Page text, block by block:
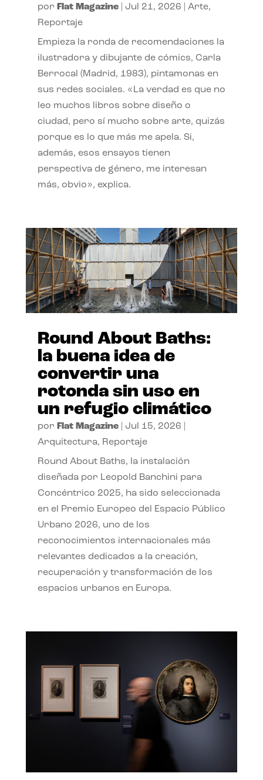
por Flat Magazine| Jul 21, 2026 Arte,
Reportaje
Empieza la ronda de recomendaciones la
ilustradora y dibujante de cómics, Carla
Berrocal (Madrid, 1983), pintamonas en
sus redes sociales. «La verdad es que no
leo muchos libros sobre diseño o
ciudad, pero sí mucho sobre arte, quizás
porque es lo que más me apela. Si,
además, esos ensayos tienen
perspectiva de género, me interesan
más, obvio», explica.
Round About Baths:
la buena idea de
convertir una
rotonda sin uso en
un refugio climático
por Flat Magazine| Jul 15, 2026
Arquitectura, Reportaje
Round About Baths, la instalación
diseñada por Leopold Banchini para
Concéntrico 2025, ha sido seleccionada
en el Premio Europeo del Espacio Público
Urbano 2026, uno de los
reconocimientos internacionales más
relevantes dedicados a la creación,
recuperación y transformación de los
espacios urbanos en Europa.